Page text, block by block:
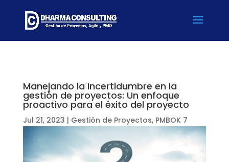
Manejando la Incertidumbre en la
gestión de proyectos: Un enfoque
proactivo para el éxito del proyecto
Jul 21, 2023 | Gestión de Proyectos, PMBOK 7